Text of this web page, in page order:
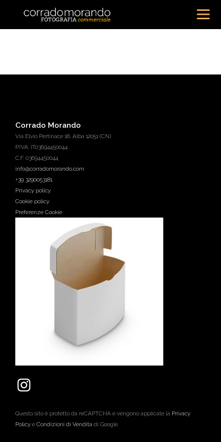
Corrado Morando
Via Elvio Pertinace 18, Alba 12051 (CN)
P.IVA: IT03694450044
C.F. 03694450044
info@corradomorando.com
+39 3290053181
Privacy policy
Cookie policy
Preferenze Cookie
Questo sito è protetto da reCAPTCHA e vengono applicate la Privacy
Policy eCondizioni di Vendita di Google.